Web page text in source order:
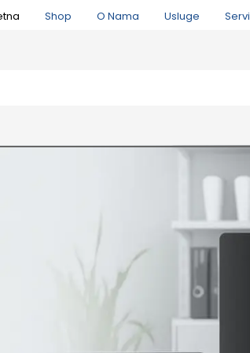
Shop O Nama Usluge